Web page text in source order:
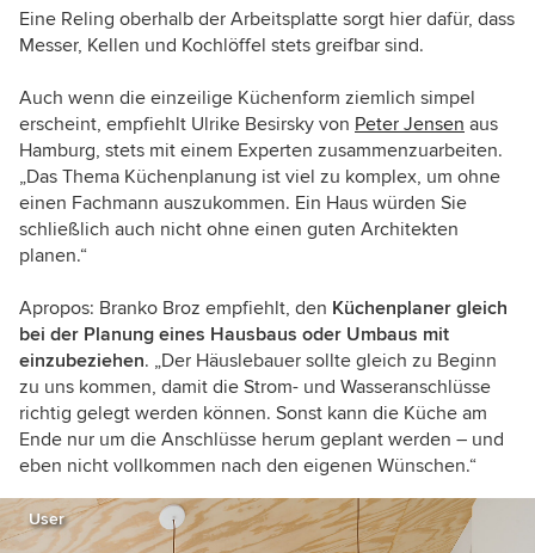
Eine Reling oberhalb der Arbeitsplatte sorgt hier dafür, dass
Messer, Kellen und Kochlöffel stets greifbar sind.
Auch wenn die einzeilige Küchenform ziemlich simpel
erscheint, empfiehlt Ulrike Besirsky von Peter Jensen aus
Hamburg, stets mit einem Experten zusammenzuarbeiten.
„Das Thema Küchenplanung ist viel zu komplex, um ohne
einen Fachmann auszukommen. Ein Haus würden Sie
schließlich auch nicht ohne einen guten Architekten
planen.“
Apropos: Branko Broz empfiehlt, den Küchenplaner gleich
bei der Planung eines Hausbaus oder Umbaus mit
einzubeziehen. „Der Häuslebauer sollte gleich zu Beginn
zu uns kommen, damit die Strom- und Wasseranschlüsse
richtig gelegt werden können. Sonst kann die Küche am
Ende nur um die Anschlüsse herum geplant werden – und
eben nicht vollkommen nach den eigenen Wünschen.“
User